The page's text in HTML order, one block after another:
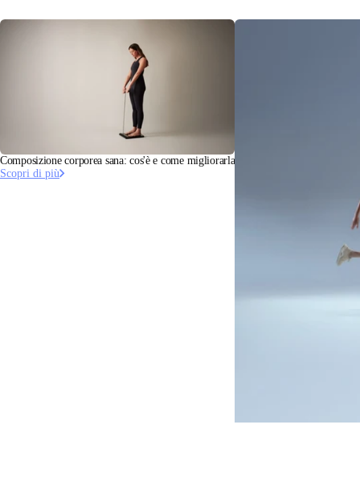
Composizione corporea sana: cos'è e come migliorarla
Scopri di più